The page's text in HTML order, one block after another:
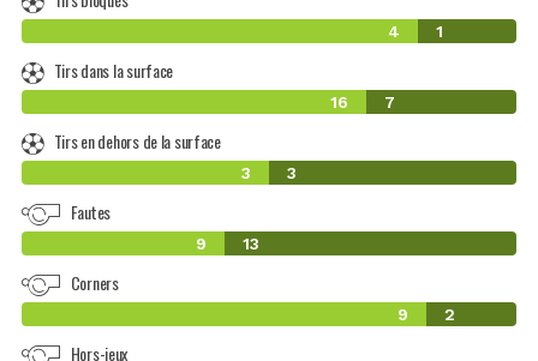
4 1
Tirs dans la surface
16 7
Tirs en dehors de la surface
3 3
Fautes
9 13
Corners
9 2
Hors-jeux